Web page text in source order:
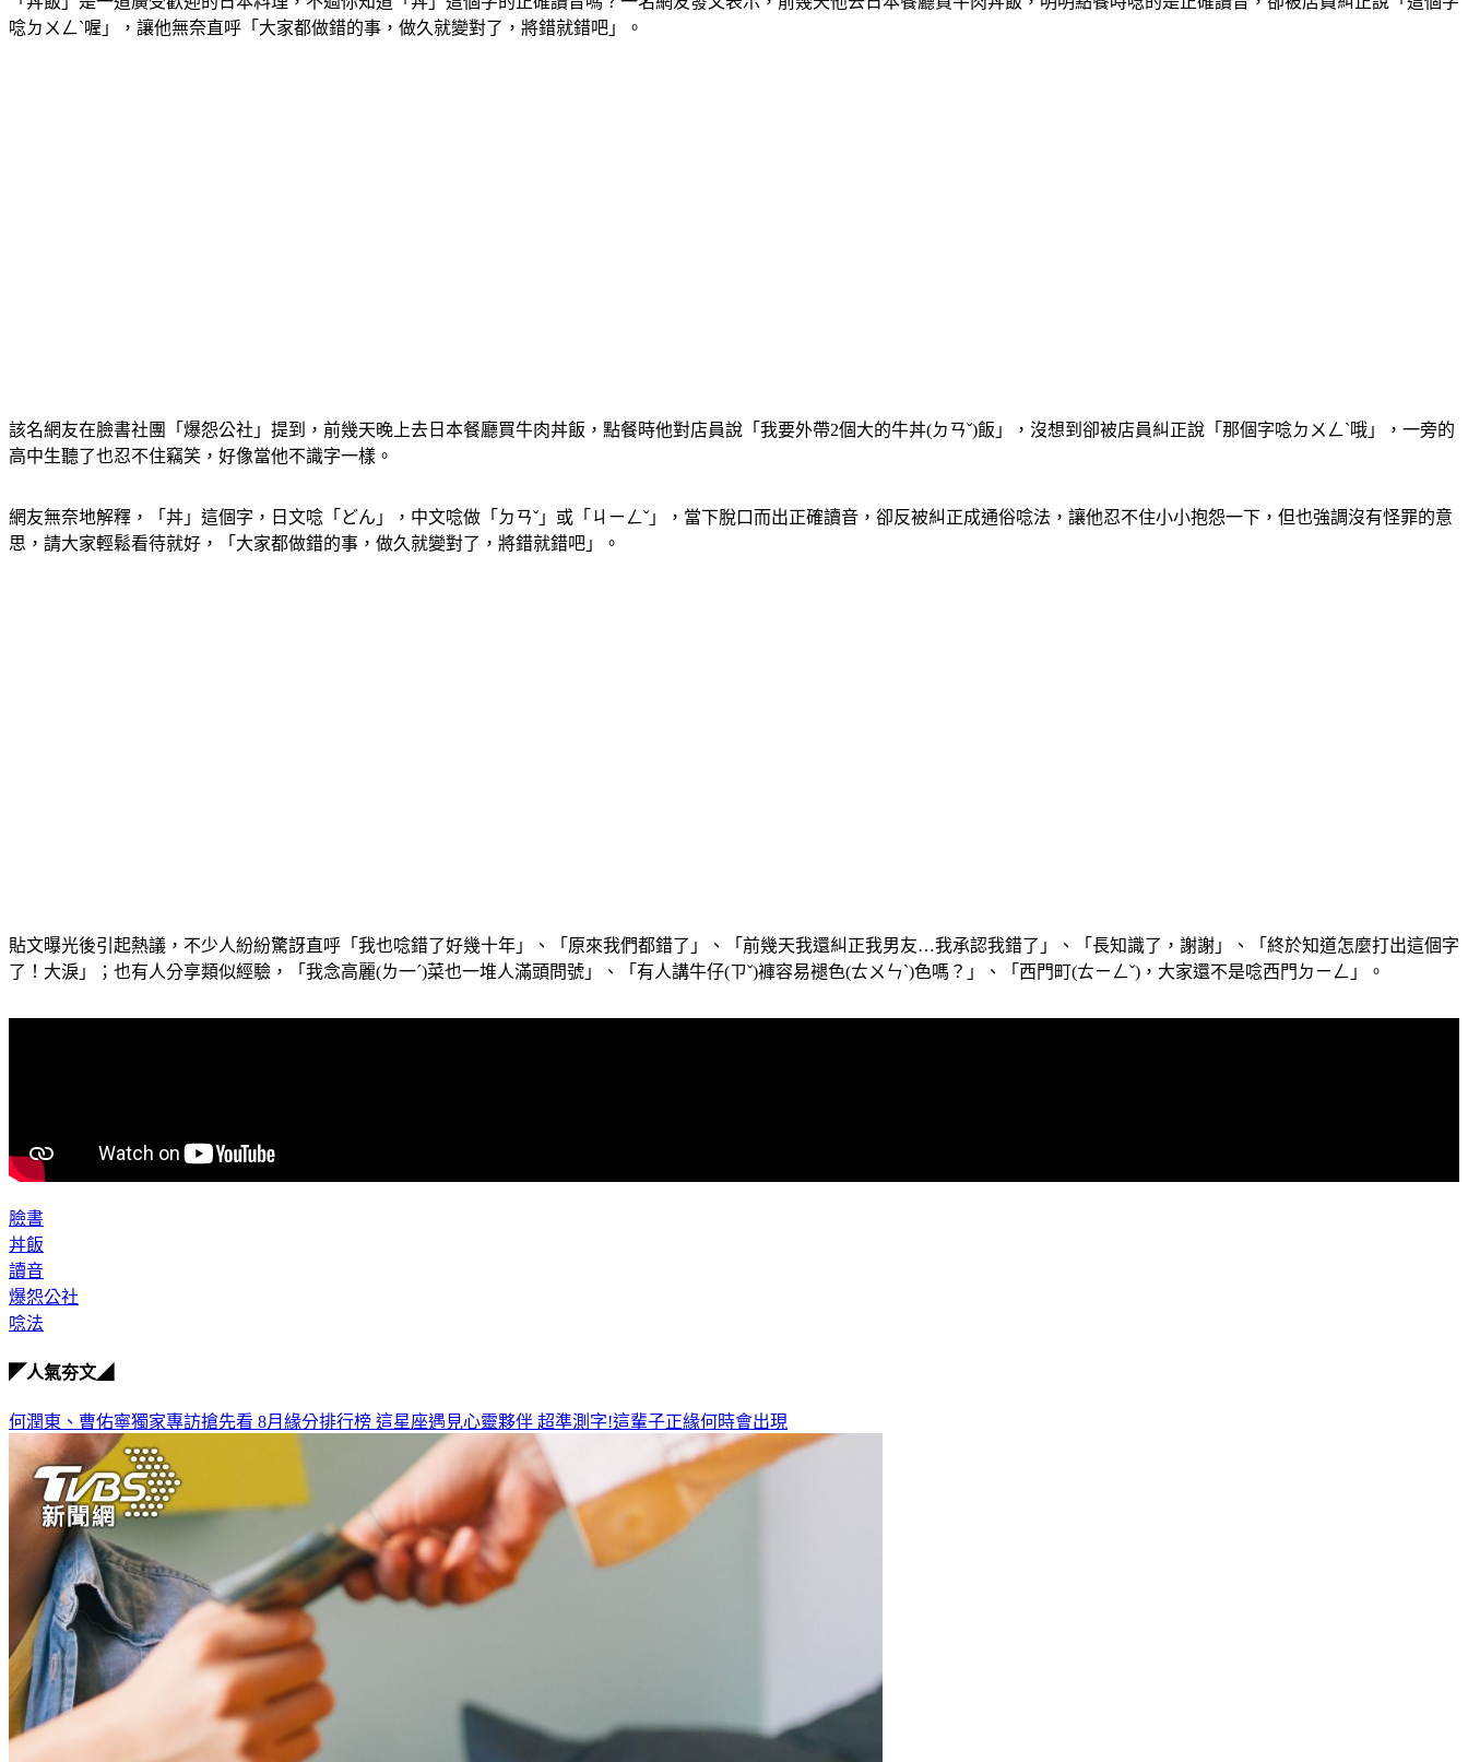
唸ㄉㄨㄥˋ喔」，讓他無奈直呼「大家都做錯的事，做久就變對了，將錯就錯吧」。
該名網友在臉書社團「爆怨公社」提到，前幾天晚上去日本餐廳買牛肉丼飯，點餐時他對店員說「我要外帶2個大的牛丼(ㄉㄢˇ)飯」，沒想到卻被店員糾正說「那個字唸ㄉㄨㄥˋ哦」，一旁的
高中生聽了也忍不住竊笑，好像當他不識字一樣。
網友無奈地解釋，「丼」這個字，日文唸「どん」，中文唸做「ㄉㄢˇ」或「ㄐㄧㄥˇ」，當下脫口而出正確讀音，卻反被糾正成通俗唸法，讓他忍不住小小抱怨一下，但也強調沒有怪罪的意
思，請大家輕鬆看待就好，「大家都做錯的事，做久就變對了，將錯就錯吧」。
貼文曝光後引起熱議，不少人紛紛驚訝直呼「我也唸錯了好幾十年」、「原來我們都錯了」、「前幾天我還糾正我男友…我承認我錯了」、「長知識了，謝謝」、「終於知道怎麼打出這個字
了！大淚」；也有人分享類似經驗，「我念高麗(ㄌ一ˊ)菜也一堆人滿頭問號」、「有人講牛仔(ㄗˇ)褲容易褪色(ㄊㄨㄣˋ)色嗎？」、「西門町(ㄊㄧㄥˇ)，大家還不是唸西門ㄉㄧㄥ」。
臉書
丼飯
讀音
爆怨公社
唸法
◤人氣夯文◢
何潤東、曹佑寧獨家專訪搶先看 8月緣分排行榜 這星座遇見心靈夥伴 超準測字!這輩子正緣何時會出現